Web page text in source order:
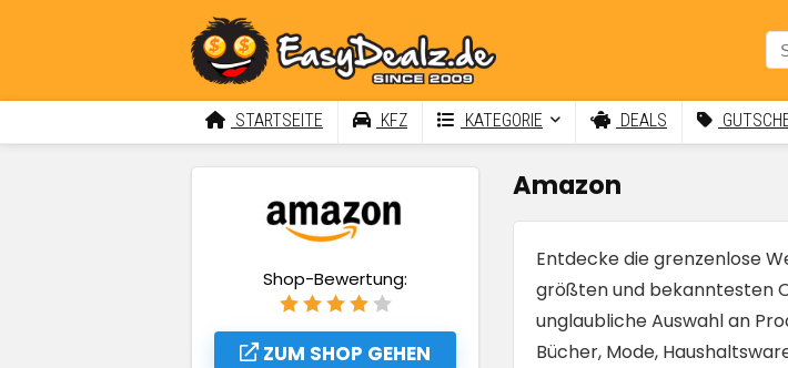
STARTSEITE KFZ KATEGORIE DEALS
Amazon
Entdecke die grenzenlose
größten und bekanntesten
unglaubliche Auswahl an
Bücher, Mode,
Shop-Bewertung:
ZUM SHOP GEHEN